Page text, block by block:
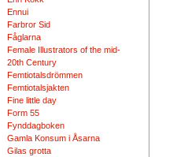
Ennui
Farbror Sid
Fåglarna
Female Illustrators of the mid-
20th Century
Femtiotalsdrömmen
Femtiotalsjakten
Fine little day
Form 55
Fynddagboken
Gamla Konsum i Åsarna
Gilas grotta